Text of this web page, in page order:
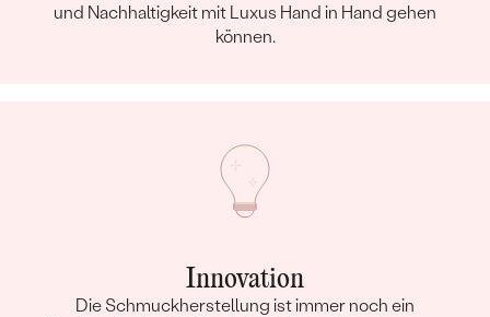
und Nachhaltigkeit mit Luxus Hand in Hand gehen
können.
Innovation
Die Schmuckherstellung ist immer noch ein